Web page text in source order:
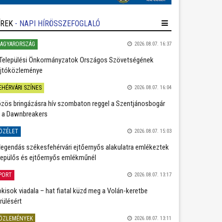
- NAPI HÍRÖSSZEFOGLALÓ
2026.08.07. 16:37
Önkormányzatok Országos Szövetségének
SZÍNES 2026.08.07. 16:04
bringázásra hív szombaton reggel a Szentjánosbogár
Dawnbreakers
2026.08.07. 15:03
székesfehérvári ejtőernyős alakulatra emlékeztek
és ejtőernyős emlékműnél
2026.08.07. 13:17
viadala – hat fiatal küzd meg a Volán-keretbe
2026.08.07. 13:11